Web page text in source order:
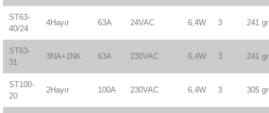
ST63-
40/24
4Hayır 63A 24VAC 6,4W 3 241 gr
ST63-
31
3NA+1NK 63A 230VAC 6,4W 3 241 gr
ST100-
20
2Hayır 100A 230VAC 6,4W 3 305 gr